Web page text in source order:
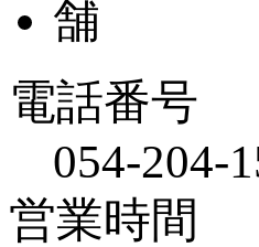
電話番号
054-204-
営業時間